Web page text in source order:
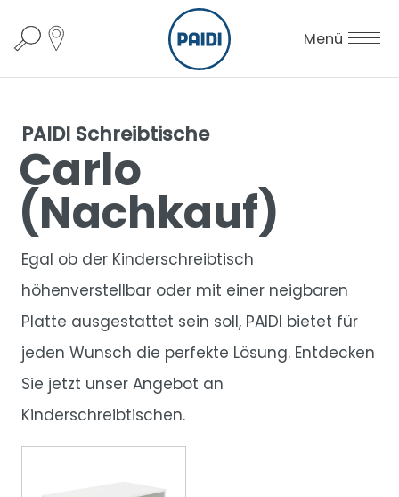
Menü
PAIDI Schreibtische
Carlo
(Nachkauf)
Egal ob der Kinderschreibtisch
höhenverstellbar oder mit einer neigbaren
Platte ausgestattet sein soll, PAIDI bietet für
jeden Wunsch die perfekte Lösung. Entdecken
Sie jetzt unser Angebot an
Kinderschreibtischen.